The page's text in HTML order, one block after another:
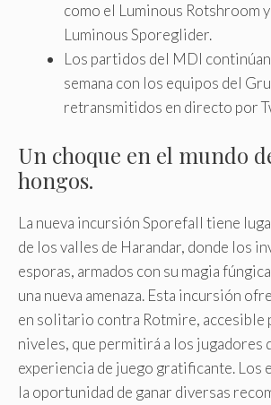
como el Luminous Rotshroom
Luminous Sporeglider.
Los partidos del MDI
semana con los equipos del
retransmitidos en directo por
Un choque en el mundo
hongos.
La nueva incursión Sporefall tiene
de los valles de Harandar, donde los
esporas, armados con su magia
una nueva amenaza. Esta incursión
en solitario contra Rotmire, accesible
niveles, que permitirá a los jugadores
experiencia de juego gratificante. Los
la oportunidad de ganar diversas